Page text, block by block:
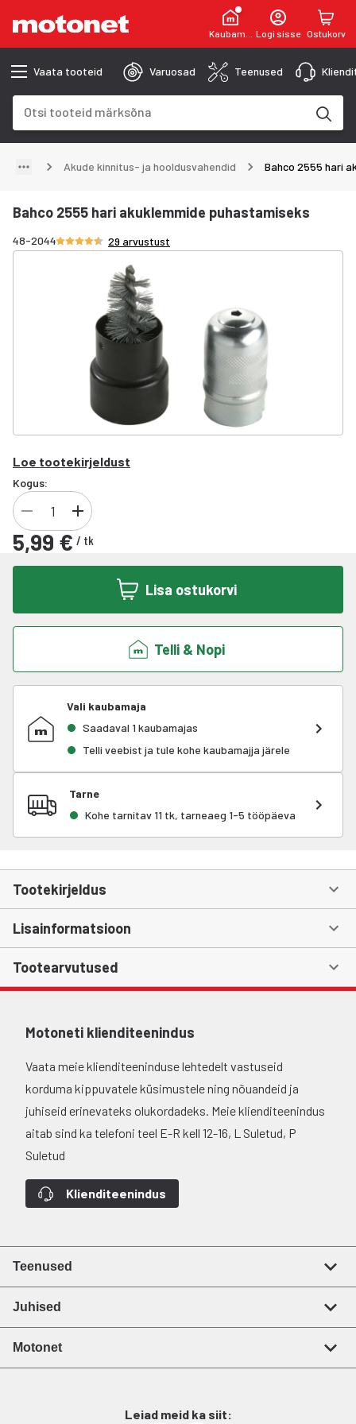
KaubamajaLogi sisse Ostukorv
Vaata tooteid Varuosad Teenused
Akude kinnitus- ja hooldusvahendid Bahco 2555 hari
Bahco 2555 hari akuklemmide puhastamiseks
48-2044Hinnang 4.5/5 tähte
29 arvustust
Loe tootekirjeldust
Kogus:
5,99 € / tk
Lisa ostukorvi
Telli & Nopi
Vali kaubamaja
Saadaval 1 kaubamajas
Telli veebist ja tule kohe kaubamajja järele
Tarne
Kohe tarnitav 11 tk, tarneaeg 1-5 tööpäeva
Tootekirjeldus
Lisainformatsioon
Tootearvutused
Motoneti klienditeenindus
Vaata meie klienditeeninduse lehtedelt vastuseid
korduma kippuvatele küsimustele ning nõuandeid ja
juhiseid erinevateks olukordadeks. Meie klienditeenindus
aitab sind ka telefoni teel E-R kell 12-16, L Suletud, P
Suletud
Klienditeenindus
Teenused
Juhised
Motonet
Leiad meid ka siit: